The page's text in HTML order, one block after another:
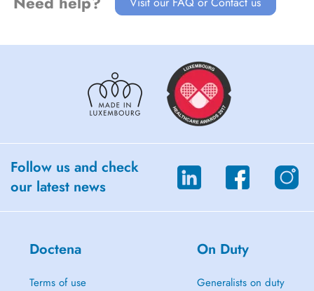
Follow us and check
our latest news
Doctena
Terms of use
On Duty
Generalists on duty